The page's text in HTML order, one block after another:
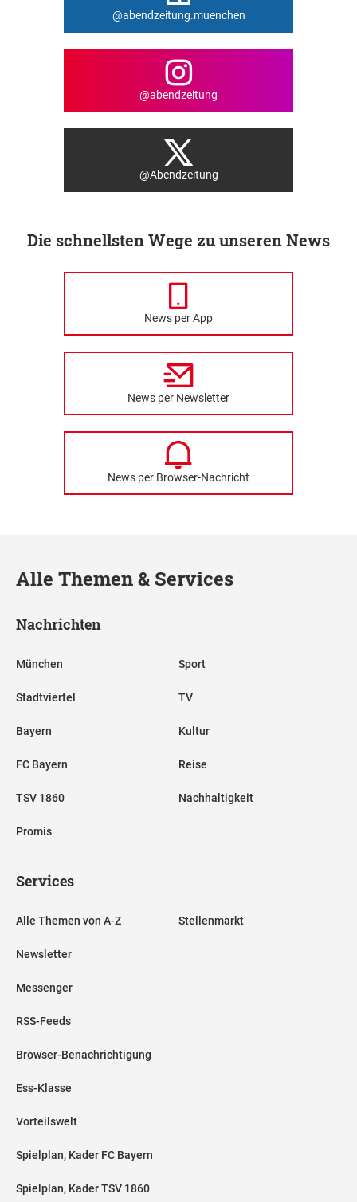
@abendzeitung.muenchen
@abendzeitung
@Abendzeitung
Die schnellsten Wege zu unseren News
News per App
News per Newsletter
News per Browser-Nachricht
Alle Themen & Services
Nachrichten
München
Stadtviertel
Bayern
FC Bayern
TSV 1860
Promis
Sport
TV
Kultur
Reise
Nachhaltigkeit
Services
Alle Themen von A-Z
Newsletter
Messenger
RSS-Feeds
Browser-Benachrichtigung
Ess-Klasse
Vorteilswelt
Spielplan, Kader FC Bayern
Spielplan, Kader TSV 1860
Stellenmarkt